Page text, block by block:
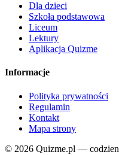
Dla dzieci
Szkoła podstawowa
Liceum
Lektury
Aplikacja Quizme
Informacje
Polityka prywatności
Regulamin
Kontakt
Mapa strony
© 2026 Quizme.pl —